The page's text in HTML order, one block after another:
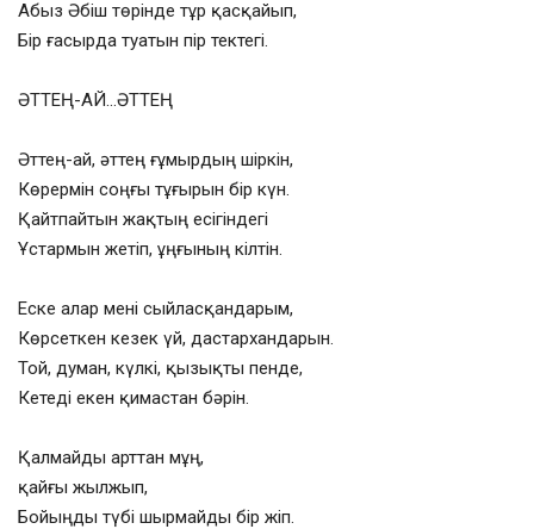
Абыз Әбіш төрінде тұр қасқайып,
Бір ғасырда туатын пір тектегі.
ӘТТЕҢ-АЙ…ӘТТЕҢ
Әттең-ай, әттең ғұмырдың шіркін,
Көрермін соңғы тұғырын бір күн.
Қайтпайтын жақтың есігіндегі
Ұстармын жетіп, ұңғының кілтін.
Еске алар мені сыйласқандарым,
Көрсеткен кезек үй, дастархандарын.
Той, думан, күлкі, қызықты пенде,
Кетеді екен қимастан бәрін.
Қалмайды арттан мұң,
қайғы жылжып,
Бойыңды түбі шырмайды бір жіп.